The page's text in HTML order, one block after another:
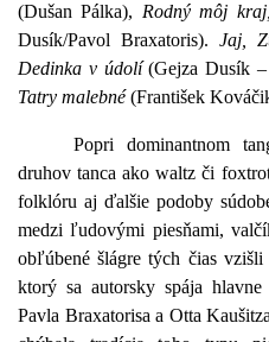
(Dušan Pálka), Rodný môj
Dusík/Pavol Braxatoris). Jaj,
Dedinka v údolí(Gejza Dusík
Tatry malebné(František
Popri dominantnom
druhov tanca ako waltz či
folklóru aj ďalšie podoby
medzi ľudovými piesňami,
obľúbené šlágre tých čias vzišli
ktorý sa autorsky spája
Pavla Braxatorisa a Otta